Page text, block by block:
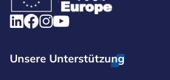
Unsere Unterstützung